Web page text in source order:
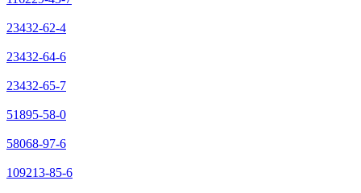
23432-62-4
23432-64-6
23432-65-7
51895-58-0
58068-97-6
109213-85-6